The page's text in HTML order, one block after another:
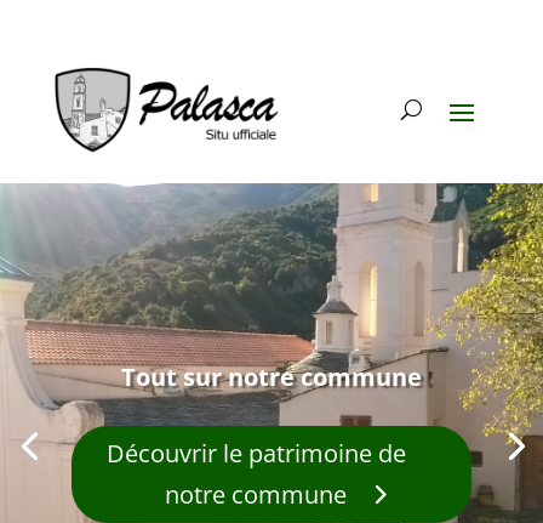
Tout sur notre commune
Découvrir le patrimoine de
notre commune